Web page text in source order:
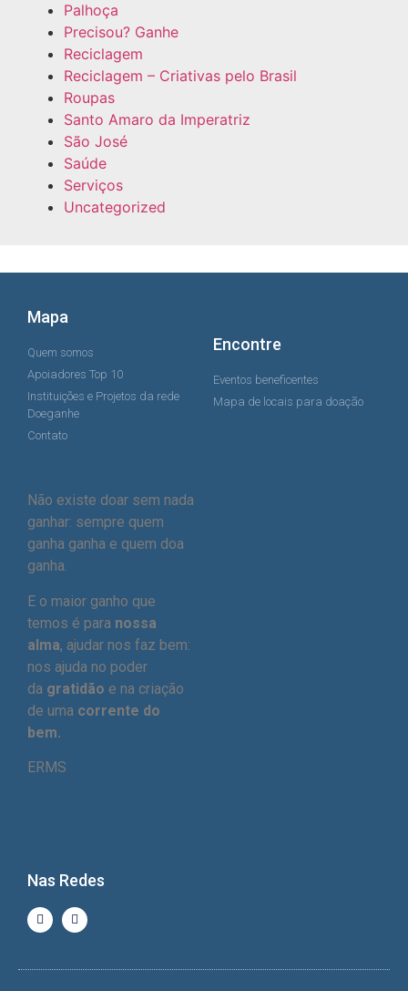
Palhoça
Precisou? Ganhe
Reciclagem
Reciclagem – Criativas pelo Brasil
Roupas
Santo Amaro da Imperatriz
São José
Saúde
Serviços
Uncategorized
Mapa
Quem somos
Apoiadores Top 10
Instituições e Projetos da rede
Doeganhe
Contato
Encontre
Eventos beneficentes
Mapa de locais para doação
Não existe doar sem nada
ganhar: sempre quem
ganha ganha e quem doa
ganha.
E o maior ganho que
temos é para nossa
alma, ajudar nos faz bem:
nos ajuda no poder
da gratidão e na criação
de uma corrente do
bem.
ERMS
Nas Redes